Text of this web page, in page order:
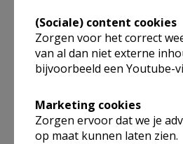
Deel dit artikel
(Sociale) content cookies
Zorgen voor het correct
van al dan niet externe
bijvoorbeeld een Youtube-
Marketing cookies
Zorgen ervoor dat we je
op maat kunnen laten zien.